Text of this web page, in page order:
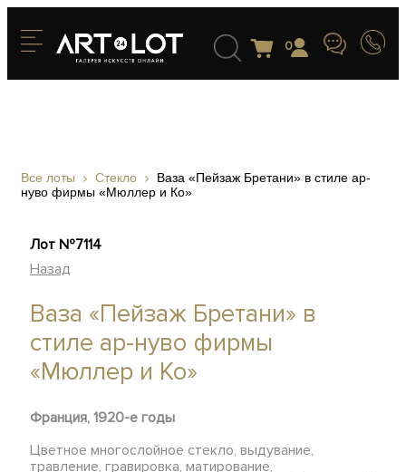
0
Все лоты Стекло
Ваза «Пейзаж Бретани» в стиле ар-
нуво фирмы «Мюллер и Ко»
Лот №7114
Назад
Ваза «Пейзаж Бретани» в
стиле ар-нуво фирмы
«Мюллер и Ко»
Франция, 1920-е годы
Цветное многослойное стекло, выдувание,
травление, гравировка, матирование,